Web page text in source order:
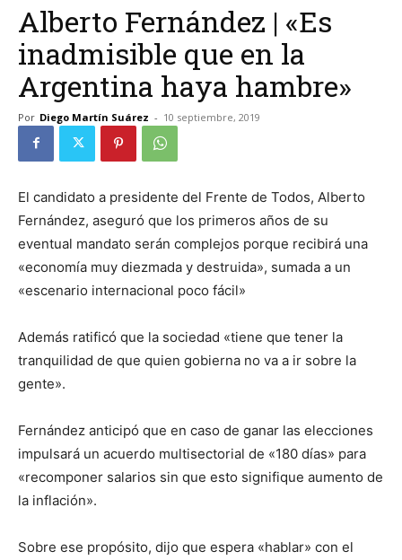
Alberto Fernández | «Es
inadmisible que en la
Argentina haya hambre»
Por Diego Martín Suárez - 10 septiembre, 2019
El candidato a presidente del Frente de Todos, Alberto
Fernández, aseguró que los primeros años de su
eventual mandato serán complejos porque recibirá una
«economía muy diezmada y destruida», sumada a un
«escenario internacional poco fácil»
Además ratificó que la sociedad «tiene que tener la
tranquilidad de que quien gobierna no va a ir sobre la
gente».
Fernández anticipó que en caso de ganar las elecciones
impulsará un acuerdo multisectorial de «180 días» para
«recomponer salarios sin que esto signifique aumento de
la inflación».
Sobre ese propósito, dijo que espera «hablar» con el